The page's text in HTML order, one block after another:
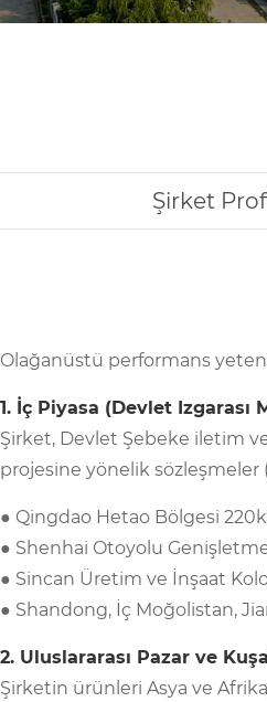
Şirket
Olağanüstü performans
1. İç Piyasa (Devlet Izgarası
Şirket, Devlet Şebeke iletim
projesine yönelik sözleşmeler
● Qingdao Hetao Bölgesi
● Shenhai Otoyolu
● Sincan Üretim ve İnşaat
● Shandong, İç Moğolistan,
2. Uluslararası Pazar ve
Şirketin ürünleri Asya ve